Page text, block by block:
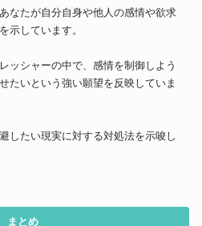
なたが自分自身や他人の感情や欲求
示しています。
ッシャーの中で、感情を制御しよう
たいという強い願望を反映していま
したい現実に対する対処法を示唆し
まとめ